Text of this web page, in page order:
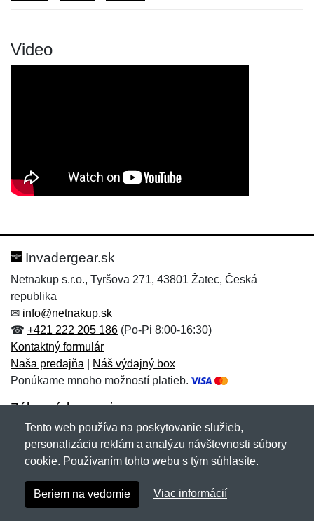
Video
Hodnotenie:
Meno:*
E-mail:
Správa*
Meno:
E-mail:*
Správa*
Invadergear.sk
Netnakup s.r.o., Tyršova 271, 43801 Žatec, Česká
republika
✉ info@netnakup.sk
☎ +421 222 205 186 (Po-Pi 8:00-16:30)
Kontaktný formulár
Naša predajňa
Náš výdajný box
Ponúkame mnoho možností platieb.
Zákaznícky servis
Novinky emailom
Copyright © 2007-2026 (19 rokov s vami)Netnakup.sk
NetIQ. Všetky práva vyhradené.
Tento web používa na poskytovanie služieb,
personalizáciu reklám a analýzu návštevnosti súbory
cookie. Používaním tohto webu s tým súhlasíte.
Beriem na vedomie Viac informácií